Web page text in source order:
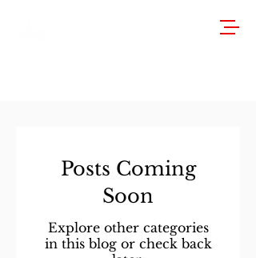
Posts Coming
Soon
Explore other categories
in this blog or check back